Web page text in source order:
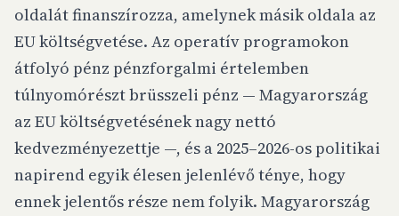
oldalátfinanszírozza, amelynek másik oldala az
EU költségvetése. Az operatív programokon
átfolyó pénz pénzforgalmi értelemben
túlnyomórészt brüsszeli pénz — Magyarország
az EU költségvetésének nagy nettó
kedvezményezettje —, és a 2025–2026-os politikai
napirend egyik élesen jelenlévő ténye, hogy
ennek jelentős része nem folyik. Magyarország